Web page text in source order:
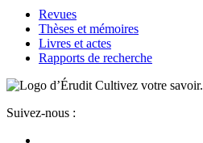
Revues
Thèses et mémoires
Livres et actes
Rapports de recherche
Cultivez votre savoir.
Suivez-nous :